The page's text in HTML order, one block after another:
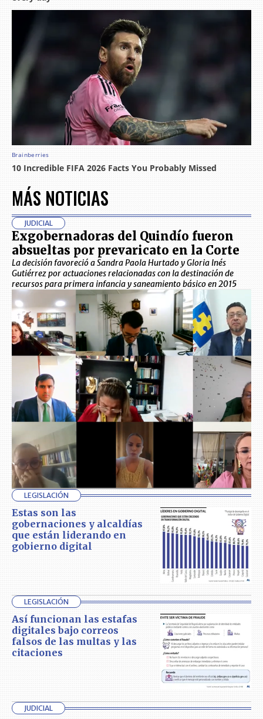
MÁS NOTICIAS
JUDICIAL
Exgobernadoras del Quindío fueron
absueltas por prevaricato en la Corte
La decisión favoreció a Sandra Paola Hurtado y Gloria Inés
Gutiérrez por actuaciones relacionadas con la destinación de
recursos para primera infancia y saneamiento básico en 2015
LEGISLACIÓN
Estas son las
gobernaciones y alcaldías
que están liderando en
gobierno digital
LEGISLACIÓN
Así funcionan las estafas
digitales bajo correos
falsos de las multas y las
citaciones
JUDICIAL